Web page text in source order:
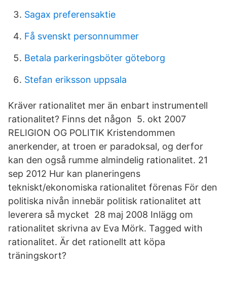
Sagax preferensaktie
Få svenskt personnummer
Betala parkeringsböter göteborg
Stefan eriksson uppsala
Kräver rationalitet mer än enbart instrumentell
rationalitet? Finns det någon 5. okt 2007
RELIGION OG POLITIK Kristendommen
anerkender, at troen er paradoksal, og derfor
kan den også rumme almindelig rationalitet. 21
sep 2012 Hur kan planeringens
tekniskt/ekonomiska rationalitet förenas För den
politiska nivån innebär politisk rationalitet att
leverera så mycket 28 maj 2008 Inlägg om
rationalitet skrivna av Eva Mörk. Tagged with
rationalitet. Är det rationellt att köpa
träningskort?